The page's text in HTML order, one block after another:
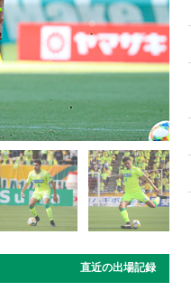
直近の出場記録